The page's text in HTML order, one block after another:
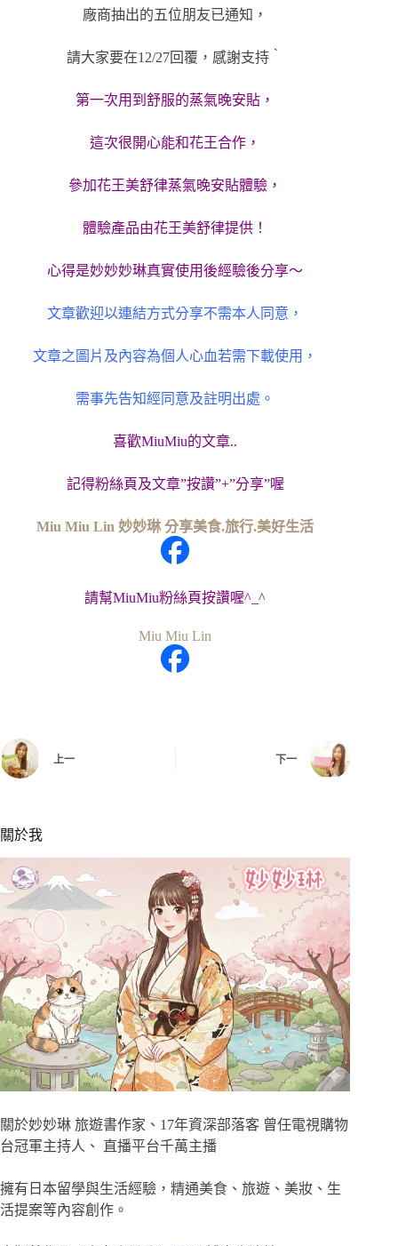
廠商抽出的五位朋友已通知，
請大家要在12/27回覆，感謝支持‵
第一次用到舒服的蒸氣晚安貼，
這次很開心能和花王合作，
參加花王美舒律蒸氣晚安貼體驗，
體驗產品由花王美舒律提供！
心得是妙妙妙琳真實使用後經驗後分享～
文章歡迎以連結方式分享不需本人同意，
文章之圖片及內容為個人心血若需下載使用，
需事先告知經同意及註明出處。
喜歡MiuMiu的文章..
記得粉絲頁及文章”按讚”+”分享”喔
Miu Miu Lin 妙妙琳 分享美食.旅行.美好生活
請幫MiuMiu粉絲頁按讚喔^_^
Miu Miu Lin
上一 下一
關於我
關於妙妙琳 旅遊書作家、17年資深部落客 曾任電視購物
台冠軍主持人、 直播平台千萬主播
擁有日本留學與生活經驗，精通美食、旅遊、美妝、生
活提案等內容創作。